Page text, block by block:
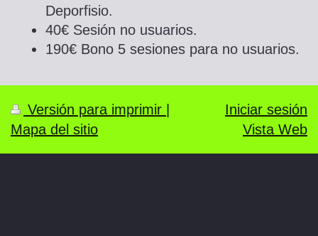
Deporfisio.
40€ Sesión no usuarios.
190€ Bono 5 sesiones para no usuarios.
Versión para imprimir
Mapa del sitio
Iniciar sesión
Vista Web